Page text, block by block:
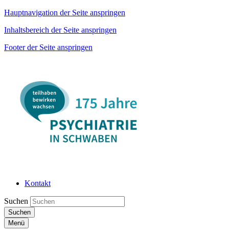
Hauptnavigation der Seite anspringen
Inhaltsbereich der Seite anspringen
Footer der Seite anspringen
Kontakt
Suchen
Suchen
Menü